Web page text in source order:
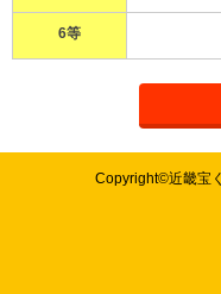
6等
Copyright©近畿宝